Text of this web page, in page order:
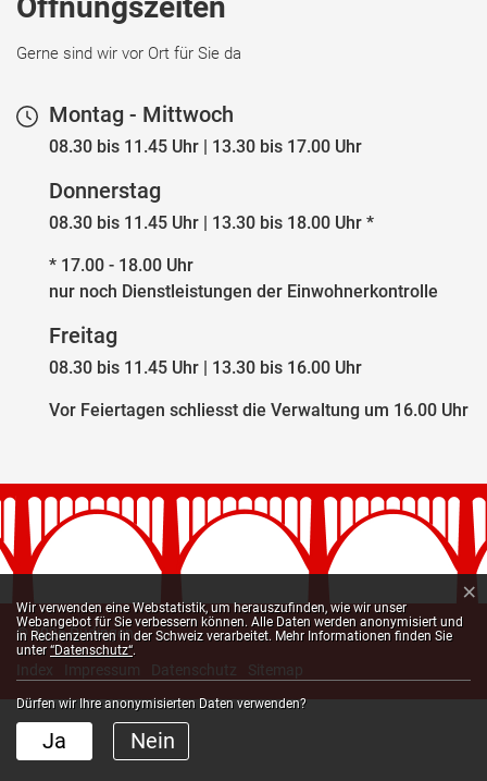
Gerne sind wir vor Ort für Sie da
Montag - Mittwoch
08.30 bis 11.45 Uhr | 13.30 bis 17.00 Uhr
Donnerstag
08.30 bis 11.45 Uhr | 13.30 bis 18.00 Uhr *
* 17.00 - 18.00 Uhr
nur noch Dienstleistungen der Einwohnerkontrolle
Freitag
08.30 bis 11.45 Uhr | 13.30 bis 16.00 Uhr
Vor Feiertagen schliesst die Verwaltung um 16.00 Uhr
© 2026 Düdingen
Toolbar
Index Impressum Datenschutz Sitemap
Webstatistik
Wir verwenden eine Webstatistik, um herauszufinden, wie wir unser
Webangebot für Sie verbessern können. Alle Daten werden anonymisiert und
in Rechenzentren in der Schweiz verarbeitet. Mehr Informationen finden Sie
unter“Datenschutz“.
Dürfen wir Ihre anonymisierten Daten verwenden?
Ja Nein
×